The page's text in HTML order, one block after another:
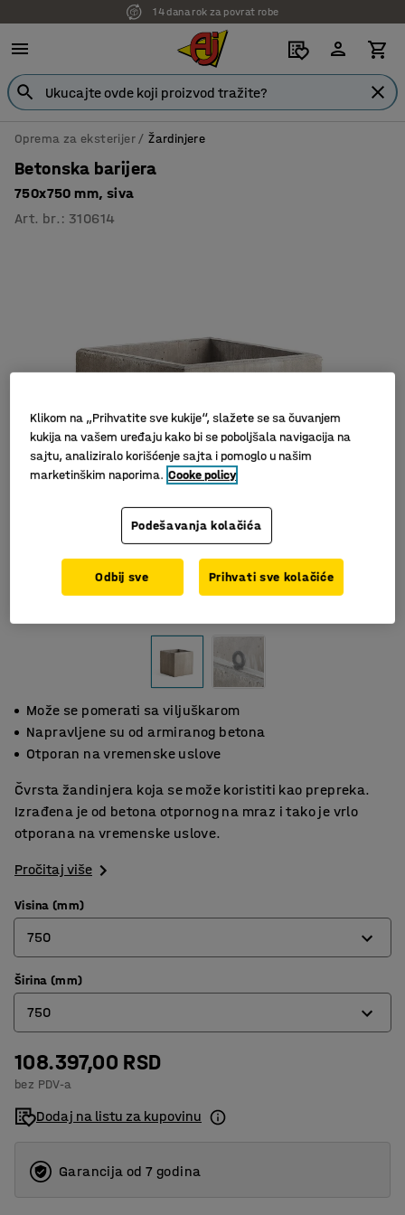
14 dana rok za povrat robe
Oprema za eksterijer Žardinjere
Betonska barijera
750x750 mm, siva
Art. br. : 310614
Slični proizvodi
Može se pomerati sa viljuškarom
Napravljene su od armiranog betona
Otporan na vremenske uslove
Čvrsta žandinjera koja se može koristiti kao prepreka.
Izrađena je od betona otpornog na mraz i tako je vrlo
otporana na vremenske uslove.
Pročitaj više
Visina (mm)
750
600
750
800
Širina (mm)
750
600
750
1000
108.397,00 RSD
bez PDV-a
Dodaj na listu za kupovinu
Garancija od 7 godina
Klikom na „Prihvatite sve kukije“, slažete se sa čuvanjem
kukija na vašem uređaju kako bi se poboljšala navigacija na
sajtu, analiziralo korišćenje sajta i pomoglo u našim
marketinškim naporima. Cooke policy
Podešavanja kolačića
Odbij sve Prihvati sve kolačiće